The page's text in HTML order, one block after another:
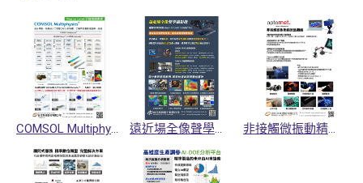
COMSOL Multiphysics多物理量耦合模擬軟體 遠近場全像聲學攝影機SORAMA 非接觸微振動精密量測儀Optomet